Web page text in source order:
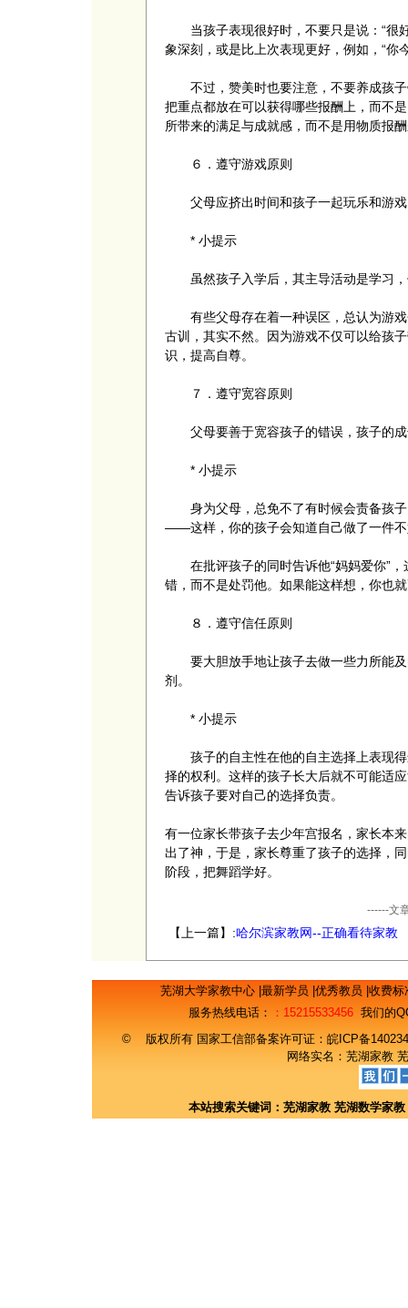
当孩子表现很好时，不要只是说：“很
象深刻，或是比上次表现更好，例如，“你
不过，赞美时也要注意，不要养成孩子
把重点都放在可以获得哪些报酬上，而不
所带来的满足与成就感，而不是用物质报
６．遵守游戏原则
父母应挤出时间和孩子一起玩乐和游戏
* 小提示
虽然孩子入学后，其主导活动是学习，
有些父母存在着一种误区，总认为游戏
古训，其实不然。因为游戏不仅可以给孩
识，提高自尊。
７．遵守宽容原则
父母要善于宽容孩子的错误，孩子的成
* 小提示
身为父母，总免不了有时候会责备孩子
——这样，你的孩子会知道自己做了一件
在批评孩子的同时告诉他“妈妈爱你”，
错，而不是处罚他。如果能这样想，你也
８．遵守信任原则
要大胆放手地让孩子去做一些力所能及
剂。
* 小提示
孩子的自主性在他的自主选择上表现得
择的权利。这样的孩子长大后就不可能适
告诉孩子要对自己的选择负责。
有一位家长带孩子去少年宫报名，家长本
出了神，于是，家长尊重了孩子的选择，
阶段，把舞蹈学好。
------文
【上一篇】:哈尔滨家教网--正确看待家教
芜湖大学家教中心 最新学员 优秀教员 收费
服务热线电话：
：15215533456 我们的
© 版权所有 国家工信部备案许可证： 皖ICP备
网络实名： 芜湖家教
本站搜索关键词： 芜湖家教 芜湖数学家教